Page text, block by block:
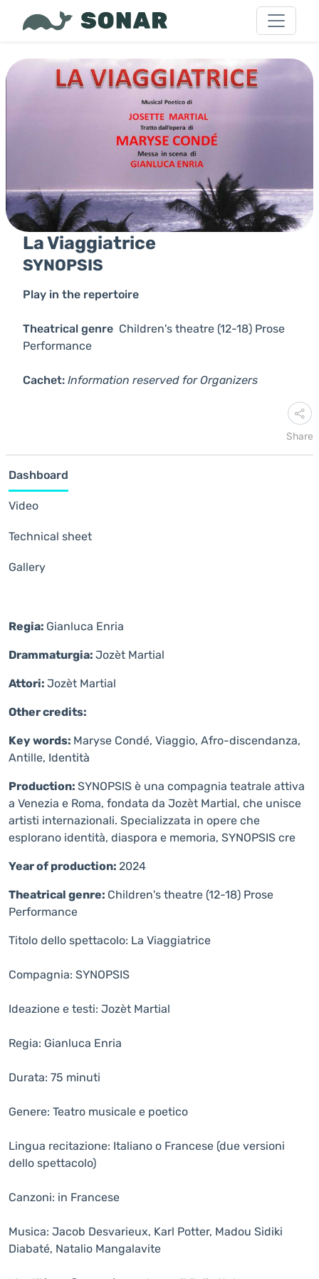
La Viaggiatrice
SYNOPSIS
Play in the repertoire
Theatrical genre Children's theatre (12-18) Prose
Performance
Cachet: Information reserved for Organizers
Share
Dashboard
Video
Technical sheet
Gallery
Regia: Gianluca Enria
Drammaturgia: Jozèt Martial
Attori: Jozèt Martial
Other credits:
Key words: Maryse Condé, Viaggio, Afro-discendanza,
Antille, Identità
Production: SYNOPSIS è una compagnia teatrale attiva
a Venezia e Roma, fondata da Jozèt Martial, che unisce
artisti internazionali. Specializzata in opere che
esplorano identità, diaspora e memoria, SYNOPSIS cre
Year of production: 2024
Theatrical genre: Children's theatre (12-18) Prose
Performance
Titolo dello spettacolo: La Viaggiatrice
Compagnia: SYNOPSIS
Ideazione e testi: Jozèt Martial
Regia: Gianluca Enria
Durata: 75 minuti
Genere: Teatro musicale e poetico
Lingua recitazione: Italiano o Francese (due versioni
dello spettacolo)
Canzoni: in Francese
Musica: Jacob Desvarieux, Karl Potter, Madou Sidiki
Diabaté, Natalio Mangalavite